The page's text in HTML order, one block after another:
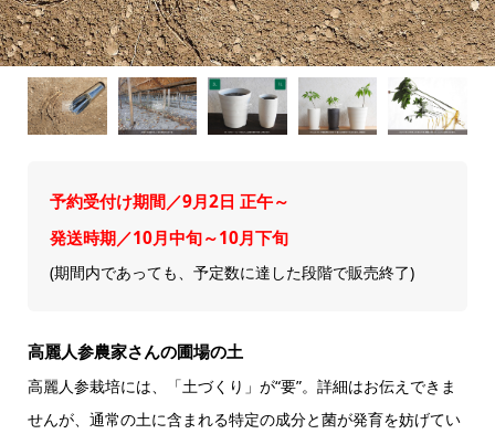
予約受付け期間／9月2日 正午～
発送時期／10月中旬～10月下旬
(期間内であっても、予定数に達した段階で販売終了)
高麗人参農家さんの圃場の土
高麗人参栽培には、「土づくり」が“要”。詳細はお伝えできま
せんが、通常の土に含まれる特定の成分と菌が発育を妨げてい